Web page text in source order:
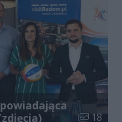
Liczba
18